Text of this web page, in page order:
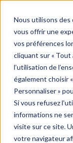
Nous utilisons
vous offrir une
vos préférences
cliquant sur « Tout
l’utilisation de
également choisir
Personnaliser »
Si vous refusez
informations ne
visite sur ce site.
votre navigateur
menu